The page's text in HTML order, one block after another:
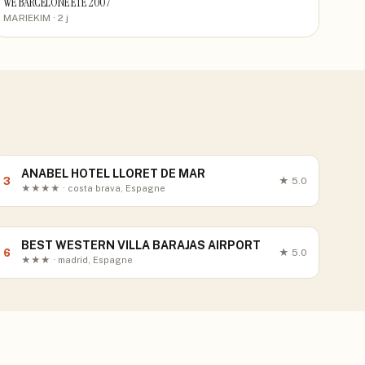
MARIEKIM · 2 j
3
ANABEL HOTEL LLORET DE MAR
★★★★ · costa brava, Espagne
★ 5.0
6
BEST WESTERN VILLA BARAJAS AIRPORT
★★★ · madrid, Espagne
★ 5.0